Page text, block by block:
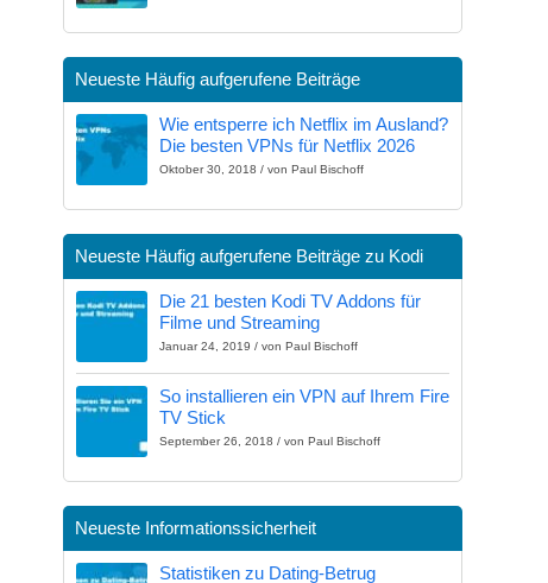
Neueste Häufig aufgerufene Beiträge
Wie entsperre ich Netflix im Ausland?
Die besten VPNs für Netflix 2026
Oktober 30, 2018 / von Paul Bischoff
Neueste Häufig aufgerufene Beiträge zu Kodi
Die 21 besten Kodi TV Addons für
Filme und Streaming
Januar 24, 2019 / von Paul Bischoff
So installieren ein VPN auf Ihrem Fire
TV Stick
September 26, 2018 / von Paul Bischoff
Neueste Informationssicherheit
Statistiken zu Dating-Betrug